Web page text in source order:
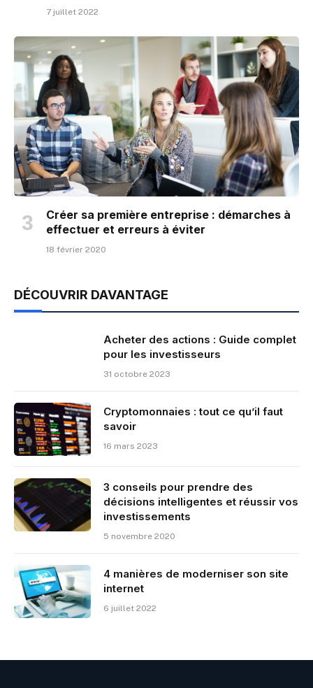
7 juillet 2022
Créer sa première entreprise : démarches à
effectuer et erreurs à éviter
18 février 2020
DÉCOUVRIR DAVANTAGE
Acheter des actions : Guide complet
pour les investisseurs
31 octobre 2023
Cryptomonnaies : tout ce qu’il faut
savoir
16 mars 2023
3 conseils pour prendre des
décisions intelligentes et réussir vos
investissements
5 novembre 2020
4 manières de moderniser son site
internet
6 juillet 2022